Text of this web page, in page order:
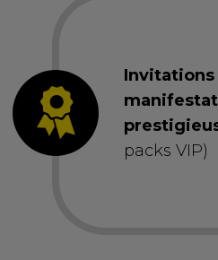
Invitations
packs VIP)